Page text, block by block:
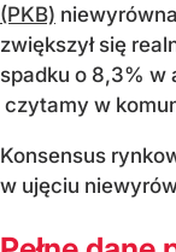
(PKB)
zwiększył się
spadku o 8,3% w
czytamy w
Konsensus
w ujęciu